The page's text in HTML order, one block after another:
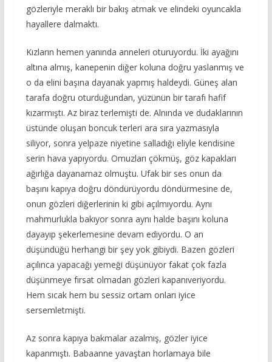
gözleriyle meraklı bir bakış atmak ve elindeki oyuncakla
hayallere dalmaktı.
Kızların hemen yanında anneleri oturuyordu. İki ayağını
altına almış, kanepenin diğer koluna doğru yaslanmış ve
o da elini başına dayanak yapmış haldeydi. Güneş alan
tarafa doğru oturduğundan, yüzünün bir tarafı hafif
kızarmıştı. Az biraz terlemişti de. Alnında ve dudaklarının
üstünde oluşan boncuk terleri ara sıra yazmasıyla
siliyor, sonra yelpaze niyetine salladığı eliyle kendisine
serin hava yapıyordu. Omuzları çökmüş, göz kapakları
ağırlığa dayanamaz olmuştu. Ufak bir ses onun da
başını kapıya doğru döndürüyordu döndürmesine de,
onun gözleri diğerlerinin ki gibi açılmıyordu. Aynı
mahmurlukla bakıyor sonra aynı halde başını koluna
dayayıp şekerlemesine devam ediyordu. O an
düşündüğü herhangi bir şey yok gibiydi. Bazen gözleri
açılınca yapacağı yemeği düşünüyor fakat çok fazla
düşünmeye fırsat olmadan gözleri kapanıveriyordu.
Hem sıcak hem bu sessiz ortam onları iyice
sersemletmişti.
Az sonra kapıya bakmalar azalmış, gözler iyice
kapanmıştı. Babaanne yavaştan horlamaya bile